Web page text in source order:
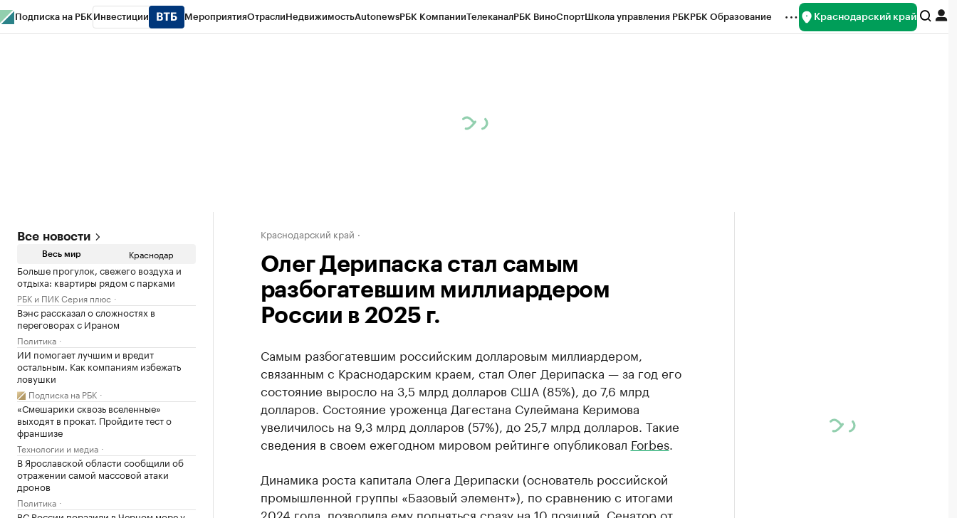
Подписка на РБК Инвестиции МероприятияОтраслиНедвижимостьAutonewsРБК КомпанииТелеканалРБК ВиноСпортШкола управления РБКРБК Образование Краснодарский край
Все новости
Весь мир Краснодар
Больше прогулок, свежего воздуха и
отдыха: квартиры рядом с парками
РБК и ПИК Серия плюс
Вэнс рассказал о сложностях в
переговорах с Ираном
Политика
ИИ помогает лучшим и вредит
остальным. Как компаниям избежать
ловушки
Подписка на РБК
«Смешарики сквозь вселенные»
выходят в прокат. Пройдите тест о
франшизе
Технологии и медиа
В Ярославской области сообщили об
отражении самой массовой атаки
дронов
Политика
Краснодарский край
Олег Дерипаска стал самым
разбогатевшим миллиардером
России в 2025 г.
Самым разбогатевшим российским долларовым миллиардером,
связанным с Краснодарским краем, стал Олег Дерипаска — за год его
состояние выросло на 3,5 млрд долларов США (85%), до 7,6 млрд
долларов. Состояние уроженца Дагестана Сулеймана Керимова
увеличилось на 9,3 млрд долларов (57%), до 25,7 млрд долларов. Такие
сведения в своем ежегодном мировом рейтинге опубликовал Forbes.
Динамика роста капитала Олега Дерипаски (основатель российской
промышленной группы «Базовый элемент»), по сравнению с итогами
2024 года, позволила ему подняться сразу на 10 позиций. Сенатор от